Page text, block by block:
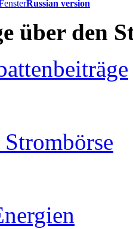
Russian version
über den